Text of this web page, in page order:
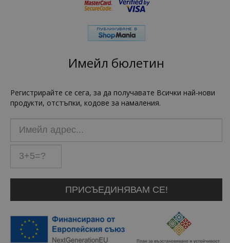
Имейл бюлетин
Регистрирайте се сега, за да получавате Всички най-нови
продукти, отстъпки, кодове за намаления.